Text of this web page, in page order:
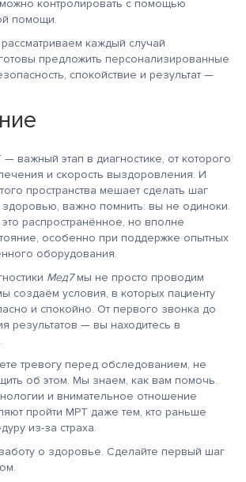
контролировать с помощью
помощи.
каждый случай
предложить персонализированные
спокойствие и результат —
важный этап в диагностике, от которого
и скорость выздоровления. И
пространства мешает сделать шаг
здоровью, важно помнить: вы не одиноки.
распространённое, но вполне
особенно при поддержке опытных
оборудования.
Мед7мы не просто проводим
создаём условия, в которых пациенту
и спокойно. От первого звонка до
результатов — вы находитесь в
тревогу перед обследованием, не
об этом. Мы знаем, как вам помочь.
и внимательное отношение
пройти МРТ даже тем, кто раньше
из-за страха.
о здоровье. Сделайте первый шаг